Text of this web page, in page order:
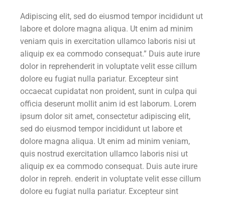
Adipiscing elit, sed do eiusmod tempor incididunt ut
labore et dolore magna aliqua. Ut enim ad minim
veniam quis in exercitation ullamco laboris nisi ut
aliquip ex ea commodo consequat.” Duis aute irure
dolor in reprehenderit in voluptate velit esse cillum
dolore eu fugiat nulla pariatur. Excepteur sint
occaecat cupidatat non proident, sunt in culpa qui
officia deserunt mollit anim id est laborum. Lorem
ipsum dolor sit amet, consectetur adipiscing elit,
sed do eiusmod tempor incididunt ut labore et
dolore magna aliqua. Ut enim ad minim veniam,
quis nostrud exercitation ullamco laboris nisi ut
aliquip ex ea commodo consequat. Duis aute irure
dolor in repreh. enderit in voluptate velit esse cillum
dolore eu fugiat nulla pariatur. Excepteur sint